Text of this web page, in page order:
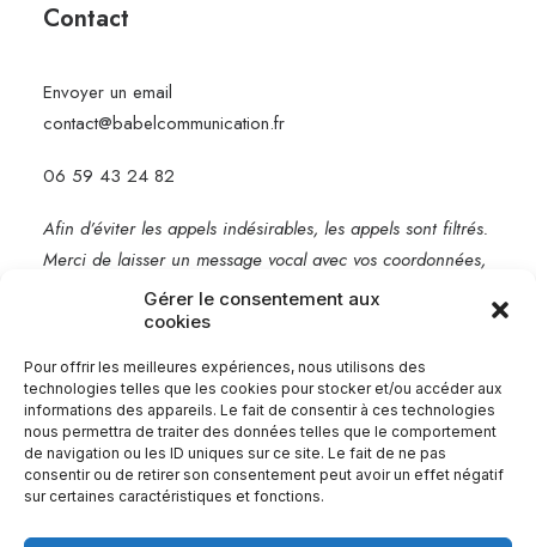
Gérer le consentement aux
cookies
Pour offrir les meilleures expériences, nous utilisons des
technologies telles que les cookies pour stocker et/ou accéder aux
informations des appareils. Le fait de consentir à ces technologies
nous permettra de traiter des données telles que le comportement
de navigation ou les ID uniques sur ce site. Le fait de ne pas
consentir ou de retirer son consentement peut avoir un effet négatif
sur certaines caractéristiques et fonctions.
Contact
Envoyer un email
contact@babelcommunication.fr
06 59 43 24 82
Afin d’éviter les appels indésirables, les appels sont filtrés.
Merci de laisser un message vocal avec vos coordonnées,
je vous rappelle rapidement.
Mentions légales